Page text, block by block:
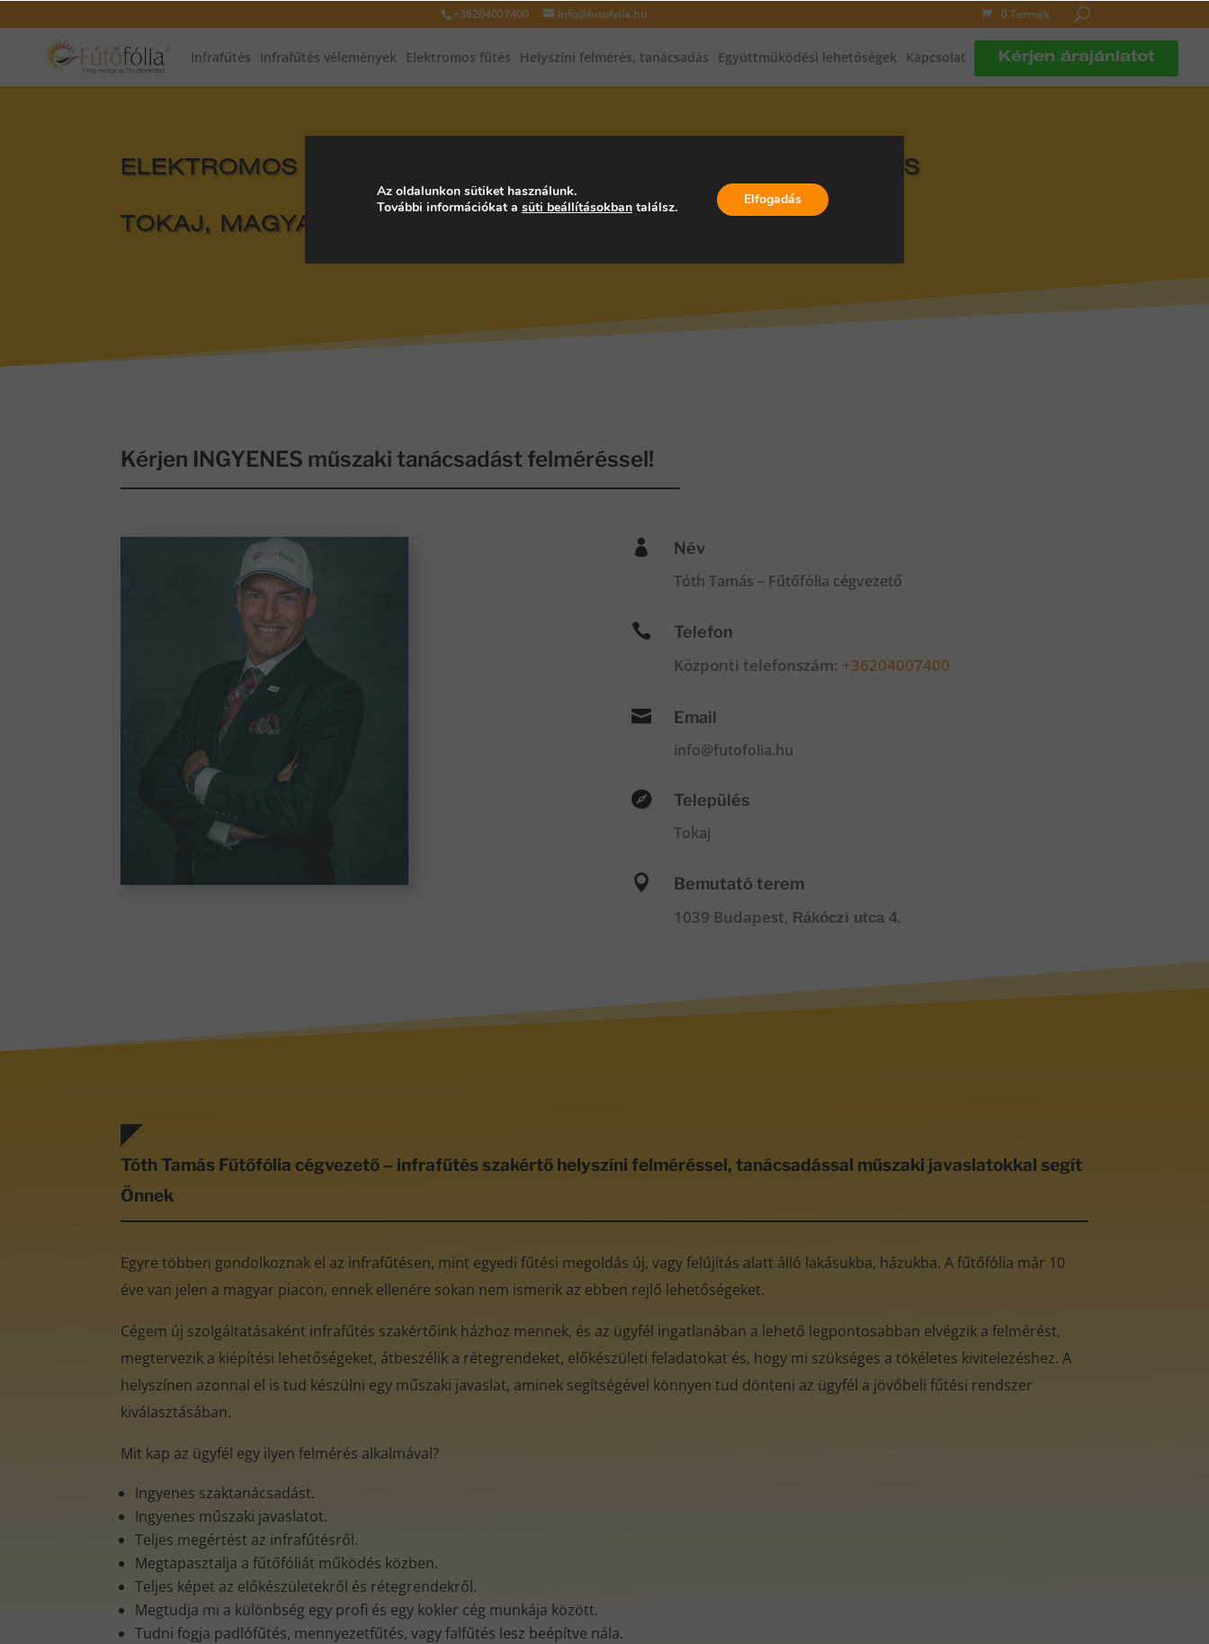
+36204007400 info@futofolia.hu 0 Termék
Infrafűtés Infrafűtés vélemények Elektromos fűtés Helyszíni felmérés, tanácsadás Együttműködési lehetőségek Kapcsolat Kérjen árajánlatot
ELEKTROMOS FŰTÉS, INFRAFŰTÉS, INFRAPANEL, PADLÓFŰTÉS
TOKAJ, MAGYARORSZÁG
Kérjen INGYENES műszaki tanácsadást felméréssel!
 Név
Tóth Tamás – Fűtőfólia cégvezető
 Telefon
Központi telefonszám: +36204007400
 Email
info@futofolia.hu
 Település
Tokaj
 Bemutató terem
1039 Budapest, Rákóczi utca 4.
Tóth Tamás Fűtőfólia cégvezető – infrafűtés szakértő helyszíni felméréssel, tanácsadással műszaki javaslatokkal segít
Önnek
Egyre többen gondolkoznak el az infrafűtésen, mint egyedi fűtési megoldás új, vagy felújítás alatt álló lakásukba, házukba. A fűtőfólia már 10
éve van jelen a magyar piacon, ennek ellenére sokan nem ismerik az ebben rejlő lehetőségeket.
Cégem új szolgáltatásaként infrafűtés szakértőink házhoz mennek, és az ügyfél ingatlanában a lehető legpontosabban elvégzik a felmérést,
megtervezik a kiépítési lehetőségeket, átbeszélik a rétegrendeket, előkészületi feladatokat és, hogy mi szükséges a tökéletes kivitelezéshez. A
helyszínen azonnal el is tud készülni egy műszaki javaslat, aminek segítségével könnyen tud dönteni az ügyfél a jövőbeli fűtési rendszer
kiválasztásában.
Mit kap az ügyfél egy ilyen felmérés alkalmával?
Ingyenes szaktanácsadást.
Ingyenes műszaki javaslatot.
Teljes megértést az infrafűtésről.
Megtapasztalja a fűtőfóliát működés közben.
Teljes képet az előkészületekről és rétegrendekről.
Megtudja mi a különbség egy profi és egy kokler cég munkája között.
Tudni fogja padlófűtés, mennyezetfűtés, vagy falfűtés lesz beépítve nála.
Az oldalunkon sütiket használunk.
További információkat a süti beállításokbantalálsz. Elfogadás